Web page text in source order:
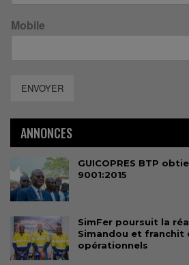
Mobile
ENVOYER
ANNONCES
GUICOPRES BTP
9001:2015
SimFer poursuit la
Simandou et franchit
opérationnels